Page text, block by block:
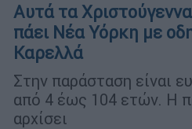
Αυτά τα
πάει Νέα Υόρκη με
Καρελλά
Στην παράσταση είναι
από 4 έως 104 ετών. Η
αρχίσει